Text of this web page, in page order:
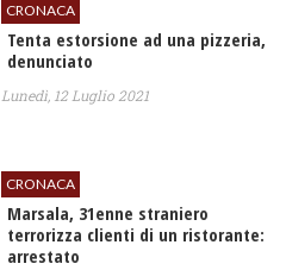
CRONACA
Tenta estorsione ad una pizzeria,
denunciato
Lunedì, 12 Luglio 2021
CRONACA
Marsala, 31enne straniero
terrorizza clienti di un ristorante:
arrestato